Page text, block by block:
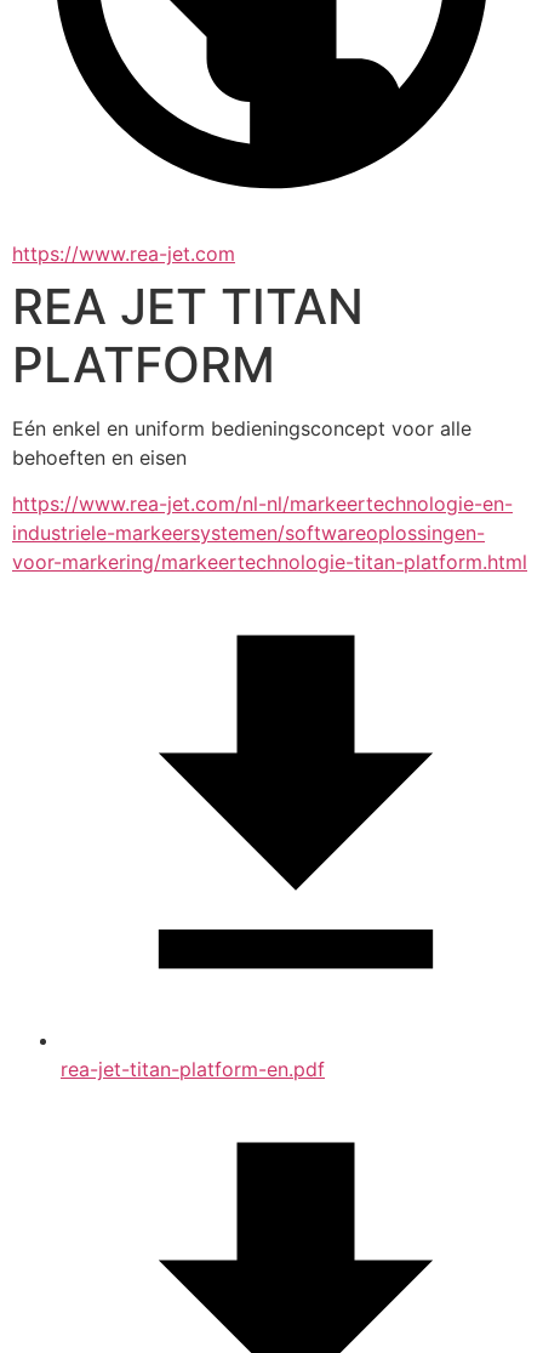
https://www.rea-jet.com
REA JET TITAN
PLATFORM
Eén enkel en uniform bedieningsconcept voor alle
behoeften en eisen
https://www.rea-jet.com/nl-nl/markeertechnologie-en-
industriele-markeersystemen/softwareoplossingen-
voor-markering/markeertechnologie-titan-platform.html
rea-jet-titan-platform-en.pdf